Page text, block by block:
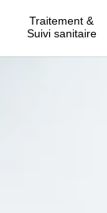
Traitement &
Suivi sanitaire